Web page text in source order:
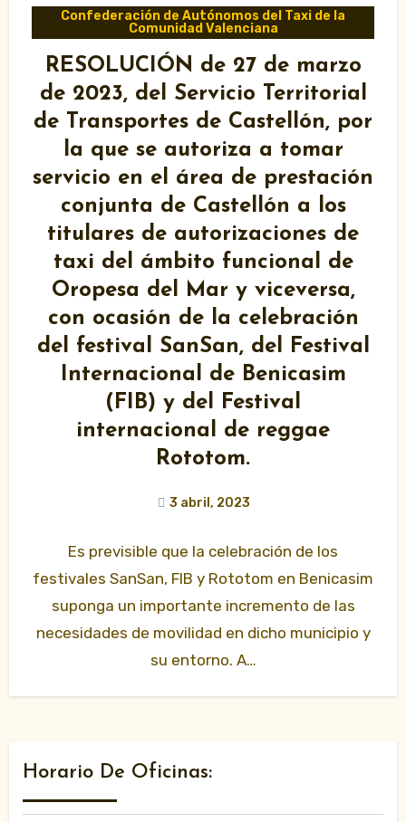
Confederación de Autónomos del Taxi de la
Comunidad Valenciana
RESOLUCIÓN de 27 de marzo
de 2023, del Servicio Territorial
de Transportes de Castellón, por
la que se autoriza a tomar
servicio en el área de prestación
conjunta de Castellón a los
titulares de autorizaciones de
taxi del ámbito funcional de
Oropesa del Mar y viceversa,
con ocasión de la celebración
del festival SanSan, del Festival
Internacional de Benicasim
(FIB) y del Festival
internacional de reggae
Rototom.
3 abril, 2023
Es previsible que la celebración de los
festivales SanSan, FIB y Rototom en Benicasim
suponga un importante incremento de las
necesidades de movilidad en dicho municipio y
su entorno. A…
Horario De Oficinas: